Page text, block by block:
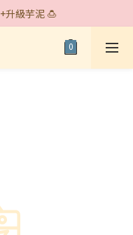
升級芋泥 🍮
升級芋泥 🍮
18🎉
升級芋泥 🍮